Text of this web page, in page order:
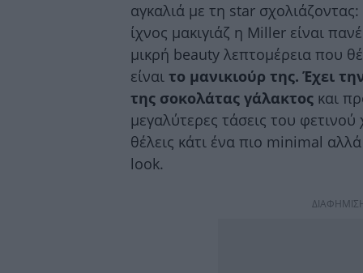
αγκαλιά με τη star σχολιάζοντας:
ίχνος μακιγιάζ η Miller είναι
μικρή beauty λεπτομέρεια που
είναι το μανικιούρ της. Έχει
της σοκολάτας γάλακτος και
μεγαλύτερες τάσεις του φετινού
θέλεις κάτι ένα πιο minimal
look.